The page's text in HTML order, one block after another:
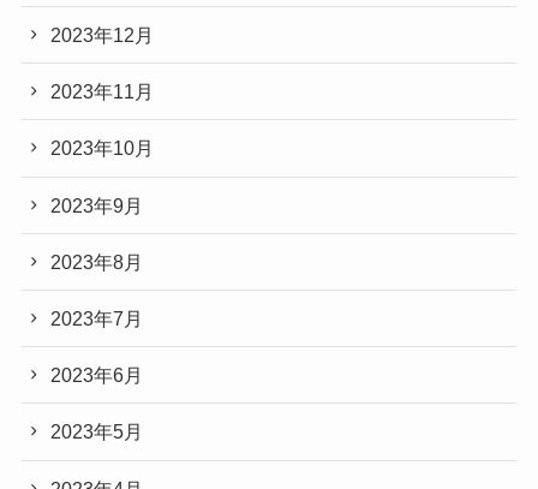
2023年12月
2023年11月
2023年10月
2023年9月
2023年8月
2023年7月
2023年6月
2023年5月